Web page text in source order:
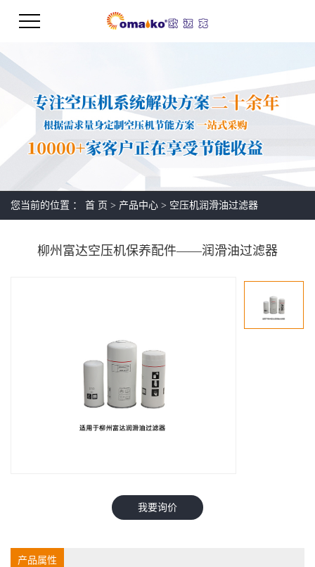
您当前的位置 ： 首 页 > 产品中心 > 空压机润滑油过滤器
柳州富达空压机保养配件——润滑油过滤器
我要询价
产品属性